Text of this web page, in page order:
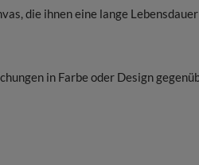
die ihnen eine lange
in Farbe oder Design